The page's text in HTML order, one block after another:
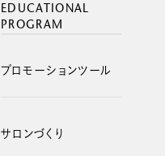
EDUCATIONAL
PROGRAM
プロモーションツール
サロンづくり